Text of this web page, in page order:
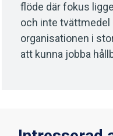
flöde där fokus
och inte tvättmedel
organisationen i
att kunna jobba